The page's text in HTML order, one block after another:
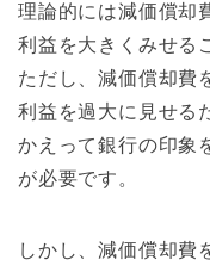
理論的には減価償却
利益を大きくみせる
ただし、減価償却費
利益を過大に見せる
かえって銀行の印象
が必要です。
しかし、減価償却費